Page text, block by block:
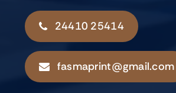
24410 25414
fasmaprint@gmail.com